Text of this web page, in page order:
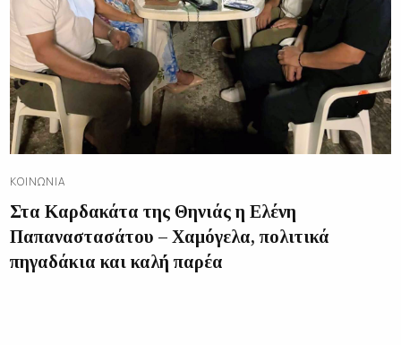
ΚΟΙΝΩΝΊΑ
Στα Καρδακάτα της Θηνιάς η Ελένη
Παπαναστασάτου – Χαμόγελα, πολιτικά
πηγαδάκια και καλή παρέα